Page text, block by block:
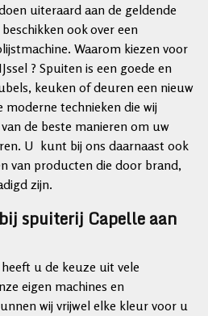
uiteraard aan de geldende
ook over een
Waarom kiezen voor
? Spuiten is een goede en
keuken of deuren een nieuw
moderne technieken die wij
de beste manieren om uw
U kunt bij ons daarnaast ook
van producten die door brand,
zijn.
spuiterij Capelle aan
u de keuze uit vele
eigen machines en
wij vrijwel elke kleur voor u